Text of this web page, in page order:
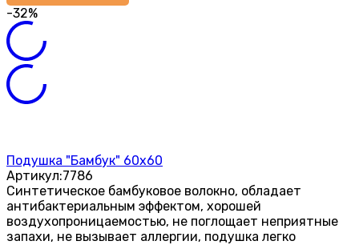
-32%
Подушка "Бамбук" 60х60
Артикул:7786
Синтетическое бамбуковое волокно, обладает
антибактериальным эффектом, хорошей
воздухопроницаемостью, не поглощает неприятные
запахи, не вызывает аллергии, подушка легко